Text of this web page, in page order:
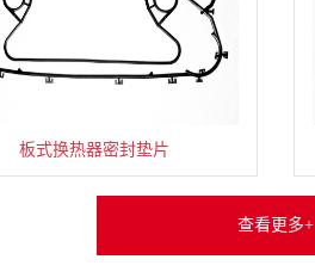
板式换热器密封垫片
ODF直缝埋弧焊管
桥梁用钢板
功能台
水下耐辐照摄像机
汽车排气波纹挠性节
钢制保温门
低压抽出式开关柜
LED防爆灯
斜行电梯
恒力碟簧支吊架
高温气冷堆系统减压阀
铝电解多功能起重机
氨压力表
碱、酸、冲洗液去污箱
强制循环泵
后切底敲击式锚栓
查看更多+